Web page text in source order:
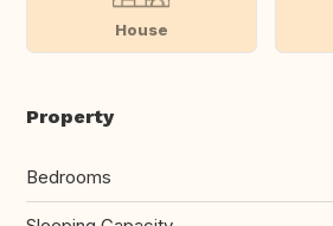
House
Property
Bedrooms